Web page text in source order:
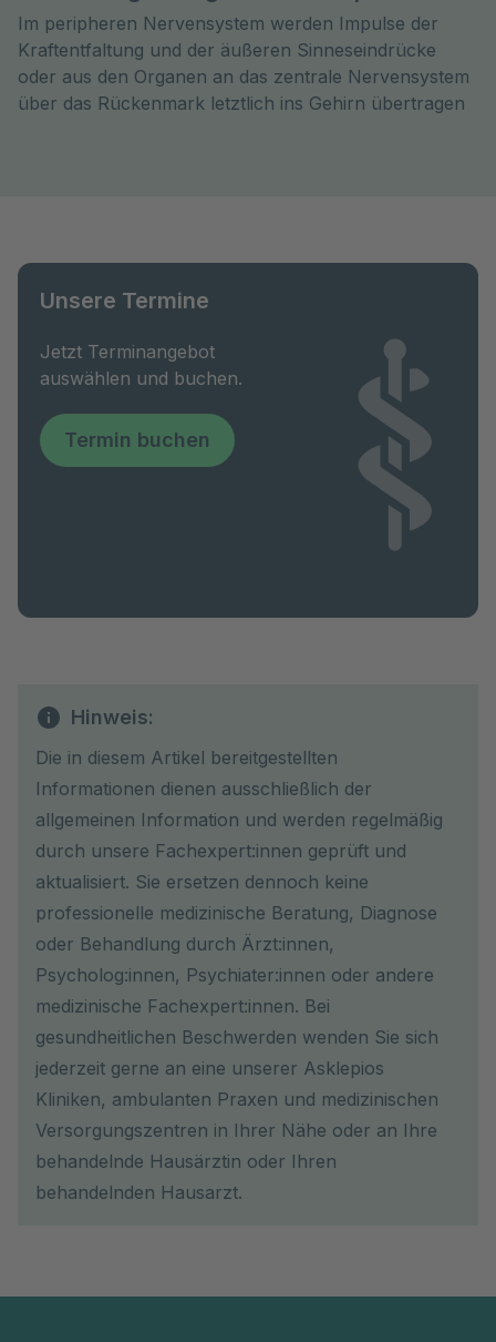
Im peripheren Nervensystem werden Impulse der
Kraftentfaltung und der äußeren Sinneseindrücke
oder aus den Organen an das zentrale Nervensystem
über das Rückenmark letztlich ins Gehirn übertragen
Unsere Termine
Jetzt Terminangebot
auswählen und buchen.
Termin buchen
Hinweis:
Die in diesem Artikel bereitgestellten
Informationen dienen ausschließlich der
allgemeinen Information und werden regelmäßig
durch unsere Fachexpert:innen geprüft und
aktualisiert. Sie ersetzen dennoch keine
professionelle medizinische Beratung, Diagnose
oder Behandlung durch Ärzt:innen,
Psycholog:innen, Psychiater:innen oder andere
medizinische Fachexpert:innen. Bei
gesundheitlichen Beschwerden wenden Sie sich
jederzeit gerne an eine unserer Asklepios
Kliniken, ambulanten Praxen und medizinischen
Versorgungszentren in Ihrer Nähe oder an Ihre
behandelnde Hausärztin oder Ihren
behandelnden Hausarzt.